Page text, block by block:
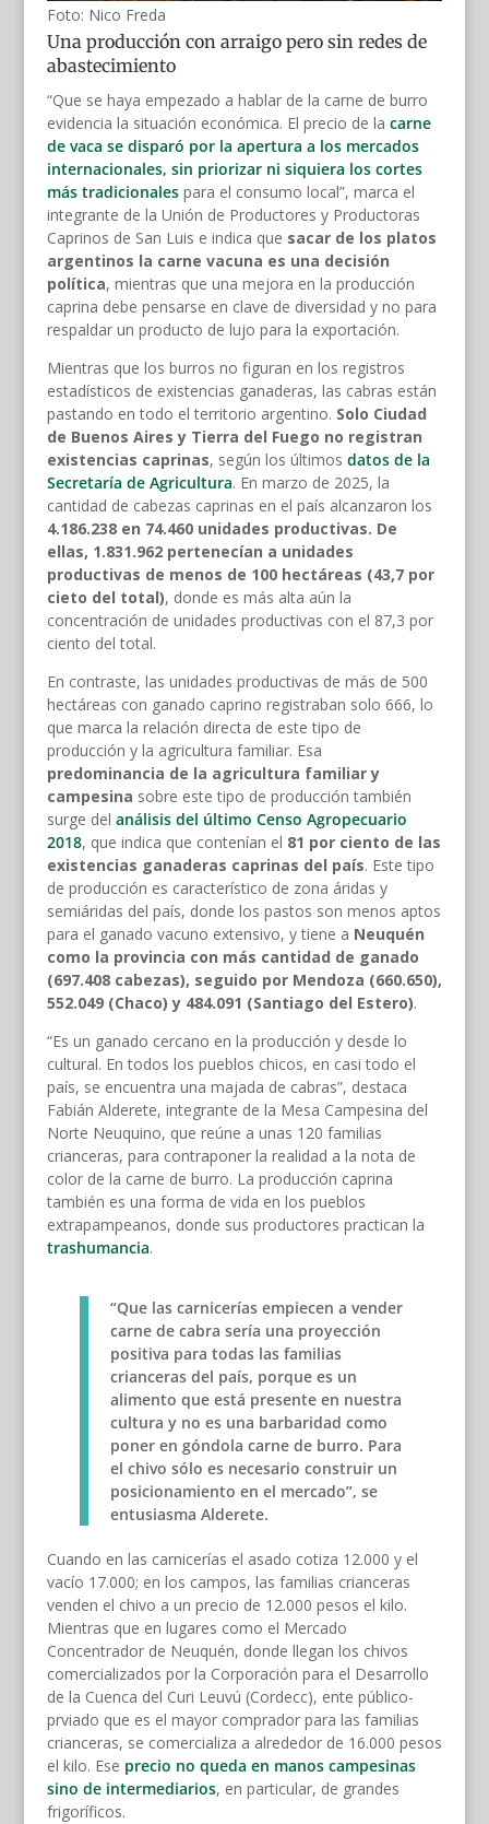
Foto: Nico Freda
Una producción con arraigo pero sin redes de
abastecimiento
“Que se haya empezado a hablar de la carne de burro
evidencia la situación económica. El precio de la carne
de vaca se disparó por la apertura a los mercados
internacionales, sin priorizar ni siquiera los cortes
más tradicionalespara el consumo local”, marca el
integrante de la Unión de Productores y Productoras
Caprinos de San Luis e indica que sacar de los platos
argentinos la carne vacuna es una decisión
política, mientras que una mejora en la producción
caprina debe pensarse en clave de diversidad y no para
respaldar un producto de lujo para la exportación.
Mientras que los burros no figuran en los registros
estadísticos de existencias ganaderas, las cabras están
pastando en todo el territorio argentino. Solo Ciudad
de Buenos Aires y Tierra del Fuego no registran
existencias caprinas, según los últimos datos de la
Secretaría de Agricultura. En marzo de 2025, la
cantidad de cabezas caprinas en el país alcanzaron los
4.186.238 en 74.460 unidades productivas. De
ellas, 1.831.962 pertenecían a unidades
productivas de menos de 100 hectáreas (43,7 por
cieto del total), donde es más alta aún la
concentración de unidades productivas con el 87,3 por
ciento del total.
En contraste, las unidades productivas de más de 500
hectáreas con ganado caprino registraban solo 666, lo
que marca la relación directa de este tipo de
producción y la agricultura familiar. Esa
predominancia de la agricultura familiar y
campesina sobre este tipo de producción también
surge del análisis del último Censo Agropecuario
2018, que indica que contenían el 81 por ciento de las
existencias ganaderas caprinas del país. Este tipo
de producción es característico de zona áridas y
semiáridas del país, donde los pastos son menos aptos
para el ganado vacuno extensivo, y tiene a Neuquén
como la provincia con más cantidad de ganado
(697.408 cabezas), seguido por Mendoza (660.650),
552.049 (Chaco) y 484.091 (Santiago del Estero).
“Es un ganado cercano en la producción y desde lo
cultural. En todos los pueblos chicos, en casi todo el
país, se encuentra una majada de cabras”, destaca
Fabián Alderete, integrante de la Mesa Campesina del
Norte Neuquino, que reúne a unas 120 familias
crianceras, para contraponer la realidad a la nota de
color de la carne de burro. La producción caprina
también es una forma de vida en los pueblos
extrapampeanos, donde sus productores practican la
trashumancia.
“Que las carnicerías empiecen a vender
carne de cabra sería una proyección
positiva para todas las familias
crianceras del país, porque es un
alimento que está presente en nuestra
cultura y no es una barbaridad como
poner en góndola carne de burro. Para
el chivo sólo es necesario construir un
posicionamiento en el mercado”, se
entusiasma Alderete.
Cuando en las carnicerías el asado cotiza 12.000 y el
vacío 17.000; en los campos, las familias crianceras
venden el chivo a un precio de 12.000 pesos el kilo.
Mientras que en lugares como el Mercado
Concentrador de Neuquén, donde llegan los chivos
comercializados por la Corporación para el Desarrollo
de la Cuenca del Curi Leuvú (Cordecc), ente público-
prviado que es el mayor comprador para las familias
crianceras, se comercializa a alrededor de 16.000 pesos
el kilo. Ese precio no queda en manos campesinas
sino de intermediarios, en particular, de grandes
frigoríficos.